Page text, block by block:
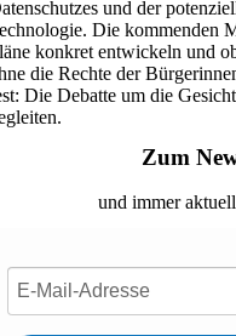
und der
Die kommenden
konkret entwickeln und
die Rechte der
Die Debatte um die
Zum
und immer